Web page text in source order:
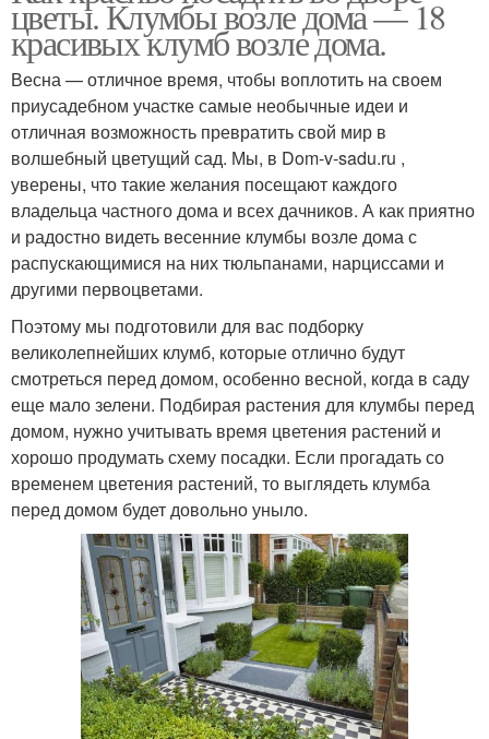
цветы. Клумбы возле дома — 18
красивых клумб возле дома.
Весна — отличное время, чтобы воплотить на своем
приусадебном участке самые необычные идеи и
отличная возможность превратить свой мир в
волшебный цветущий сад. Мы, в Dom-v-sadu.ru ,
уверены, что такие желания посещают каждого
владельца частного дома и всех дачников. А как приятно
и радостно видеть весенние клумбы возле дома с
распускающимися на них тюльпанами, нарциссами и
другими первоцветами.
Поэтому мы подготовили для вас подборку
великолепнейших клумб, которые отлично будут
смотреться перед домом, особенно весной, когда в саду
еще мало зелени. Подбирая растения для клумбы перед
домом, нужно учитывать время цветения растений и
хорошо продумать схему посадки. Если прогадать со
временем цветения растений, то выглядеть клумба
перед домом будет довольно уныло.